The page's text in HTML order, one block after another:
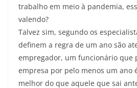
trabalho em meio à pandemia,
valendo?
Talvez sim, segundo os
definem a regra de um ano são
empregador, um funcionário que
empresa por pelo menos um ano
melhor do que aquele que sai